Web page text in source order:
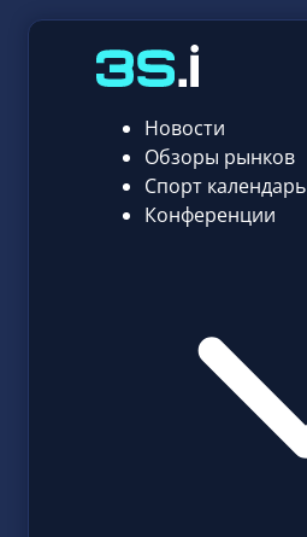
Новости
Обзоры рынков
Спорт календарь
Конференции